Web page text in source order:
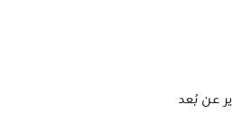
عن بُعد